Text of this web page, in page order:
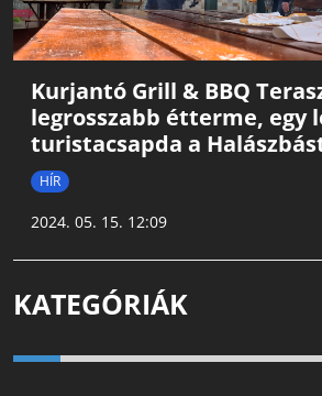
Kurjantó Grill & BBQ
legrosszabb étterme, egy
turistacsapda a
HÍR
2024. 05. 15. 12:09
KATEGÓRIÁK